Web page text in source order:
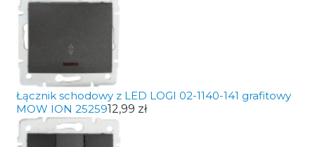
Łącznik schodowy z LED LOGI 02-1140-141 grafitowy
MOW ION 2525912,99 zł